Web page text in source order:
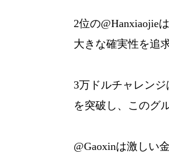
2位の@Hanxiaojie
大きな確実性を追
3万ドルチャレン
を突破し、このグ
@Gaoxinは激しい